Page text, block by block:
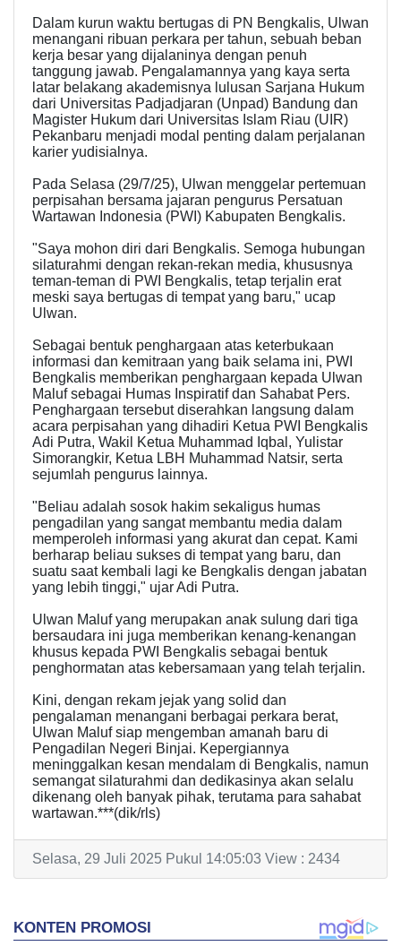
Dalam kurun waktu bertugas di PN Bengkalis, Ulwan
menangani ribuan perkara per tahun, sebuah beban
kerja besar yang dijalaninya dengan penuh
tanggung jawab. Pengalamannya yang kaya serta
latar belakang akademisnya lulusan Sarjana Hukum
dari Universitas Padjadjaran (Unpad) Bandung dan
Magister Hukum dari Universitas Islam Riau (UIR)
Pekanbaru menjadi modal penting dalam perjalanan
karier yudisialnya.
Pada Selasa (29/7/25), Ulwan menggelar pertemuan
perpisahan bersama jajaran pengurus Persatuan
Wartawan Indonesia (PWI) Kabupaten Bengkalis.
"Saya mohon diri dari Bengkalis. Semoga hubungan
silaturahmi dengan rekan-rekan media, khususnya
teman-teman di PWI Bengkalis, tetap terjalin erat
meski saya bertugas di tempat yang baru," ucap
Ulwan.
Sebagai bentuk penghargaan atas keterbukaan
informasi dan kemitraan yang baik selama ini, PWI
Bengkalis memberikan penghargaan kepada Ulwan
Maluf sebagai Humas Inspiratif dan Sahabat Pers.
Penghargaan tersebut diserahkan langsung dalam
acara perpisahan yang dihadiri Ketua PWI Bengkalis
Adi Putra, Wakil Ketua Muhammad Iqbal, Yulistar
Simorangkir, Ketua LBH Muhammad Natsir, serta
sejumlah pengurus lainnya.
"Beliau adalah sosok hakim sekaligus humas
pengadilan yang sangat membantu media dalam
memperoleh informasi yang akurat dan cepat. Kami
berharap beliau sukses di tempat yang baru, dan
suatu saat kembali lagi ke Bengkalis dengan jabatan
yang lebih tinggi," ujar Adi Putra.
Ulwan Maluf yang merupakan anak sulung dari tiga
bersaudara ini juga memberikan kenang-kenangan
khusus kepada PWI Bengkalis sebagai bentuk
penghormatan atas kebersamaan yang telah terjalin.
Kini, dengan rekam jejak yang solid dan
pengalaman menangani berbagai perkara berat,
Ulwan Maluf siap mengemban amanah baru di
Pengadilan Negeri Binjai. Kepergiannya
meninggalkan kesan mendalam di Bengkalis, namun
semangat silaturahmi dan dedikasinya akan selalu
dikenang oleh banyak pihak, terutama para sahabat
wartawan.***(dik/rls)
Selasa, 29 Juli 2025 Pukul 14:05:03 View : 2434